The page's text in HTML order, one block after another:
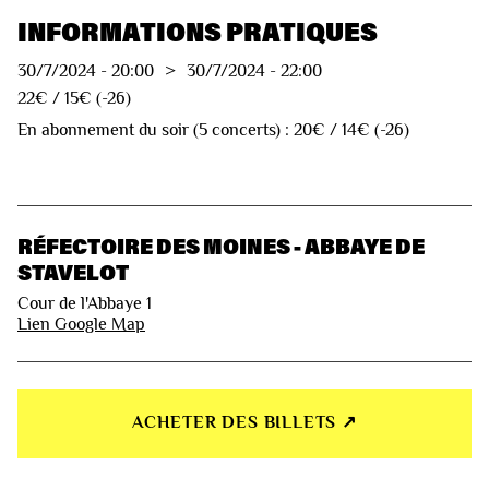
INFORMATIONS PRATIQUES
30/7/2024 - 20:00 > 30/7/2024 - 22:00
22€ / 15€ (-26)
En abonnement du soir (5 concerts) : 20€ / 14€ (-26)
RÉFECTOIRE DES MOINES - ABBAYE DE
STAVELOT
Cour de l'Abbaye 1
Lien Google Map
ACHETER DES BILLETS ↗︎